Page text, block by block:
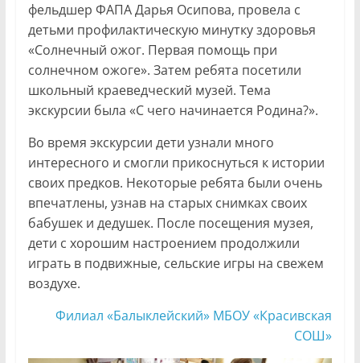
фельдшер ФАПА Дарья Осипова, провела с
детьми профилактическую минутку здоровья
«Солнечный ожог. Первая помощь при
солнечном ожоге». Затем ребята посетили
школьный краеведческий музей. Тема
экскурсии была «С чего начинается Родина?».
Во время экскурсии дети узнали много
интересного и смогли прикоснуться к истории
своих предков. Некоторые ребята были очень
впечатлены, узнав на старых снимках своих
бабушек и дедушек. После посещения музея,
дети с хорошим настроением продолжили
играть в подвижные, сельские игры на свежем
воздухе.
Филиал «Балыклейский» МБОУ «Красивская
СОШ»